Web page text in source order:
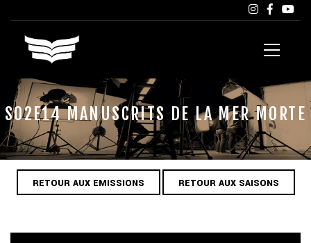
S02E14 MANUSCRITS DE LA MER MORTE
RETOUR AUX EMISSIONS RETOUR AUX SAISONS